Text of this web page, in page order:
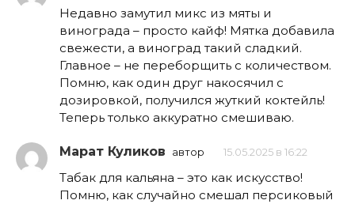
Недавно замутил микс из мяты и
винограда – просто кайф! Мятка добавила
свежести, а виноград такий сладкий.
Главное – не переборщить с количеством.
Помню, как один друг накосячил с
дозировкой, получился жуткий коктейль!
Теперь только аккуратно смешиваю.
Марат Куликов автор 15.05.2025 в 16:22
Табак для кальяна – это как искусство!
Помню, как случайно смешал персиковый